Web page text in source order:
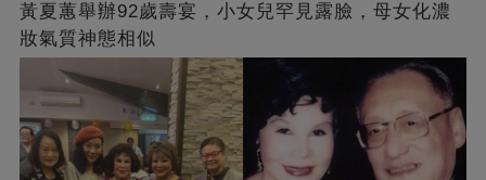
黃夏蕙舉辦92歲壽宴，小女兒罕見露臉，母女化濃
妝氣質神態相似